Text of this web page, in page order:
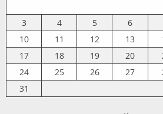
3
4 5 6
10
11 12 13
17
18 19 20
24
25 26 27
31